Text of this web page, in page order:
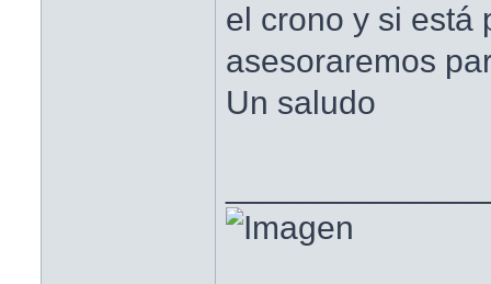
el crono y si está
asesoraremos
Un saludo